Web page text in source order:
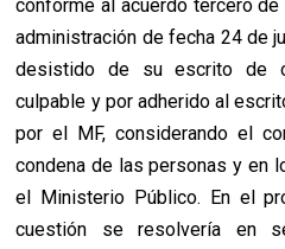
conforme al acuerdo tercero
administración de fecha 24 de
desistido de su escrito de
culpable y por adherido al
por el MF, considerando el
condena de las personas y en
el Ministerio Público. En el
cuestión se resolvería en